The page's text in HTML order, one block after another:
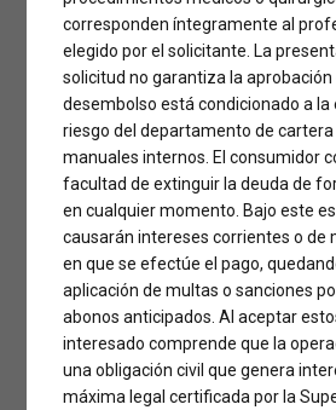
buscados
cirugías
Colombia es reconocido por la calidad
plásticos que ofrecen servicios
en uno de los destinos más apetecidos
cirugía plástica y estética en el ámbito
datos de la Sociedad Internacional de
Estética (ISAPS) Colombia ocupa el
países donde más procedimientos
corresponden íntegramente al
elegido por el solicitante. La
solicitud no garantiza la aprobación
desembolso está condicionado a la
riesgo del departamento de cartera
manuales internos. El consumidor
facultad de extinguir la deuda de
en cualquier momento. Bajo este
causarán intereses corrientes o de
en que se efectúe el pago,
aplicación de multas o sanciones
abonos anticipados. Al aceptar
interesado comprende que la
una obligación civil que genera
máxima legal certificada por la